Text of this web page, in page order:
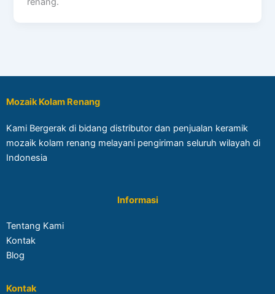
Mozaik Kolam Renang
Kami Bergerak di bidang distributor dan penjualan keramik
mozaik kolam renang melayani pengiriman seluruh wilayah di
Indonesia
Informasi
Tentang Kami
Kontak
Blog
Kontak